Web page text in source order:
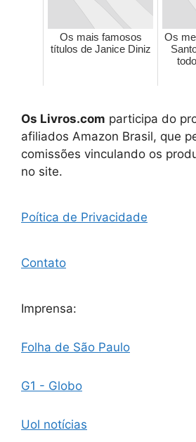
Os mais famosos
títulos de Janice Diniz
Os
Os Livros.com participa do
afiliados Amazon Brasil, que
comissões vinculando os
no site.
Poítica de Privacidade
Contato
Imprensa:
Folha de São Paulo
G1 - Globo
Uol notícias